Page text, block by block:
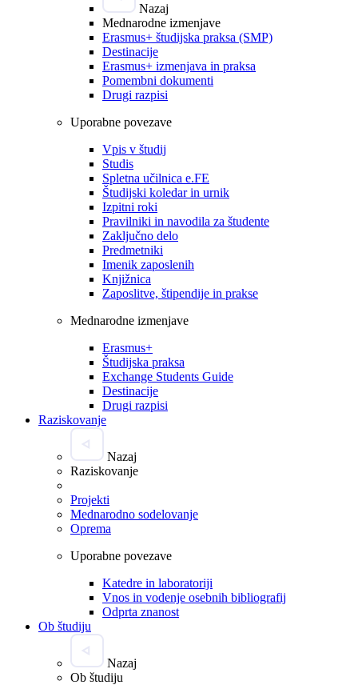
Nazaj
Mednarodne izmenjave
Erasmus+ študijska praksa (SMP)
Destinacije
Erasmus+ izmenjava in praksa
Pomembni dokumenti
Drugi razpisi
Uporabne povezave
Vpis v študij
Studis
Spletna učilnica e.FE
Študijski koledar in urnik
Izpitni roki
Pravilniki in navodila za študente
Zaključno delo
Predmetniki
Imenik zaposlenih
Knjižnica
Zaposlitve, štipendije in prakse
Mednarodne izmenjave
Erasmus+
Študijska praksa
Exchange Students Guide
Destinacije
Drugi razpisi
Raziskovanje
Nazaj
Raziskovanje
Projekti
Mednarodno sodelovanje
Oprema
Uporabne povezave
Katedre in laboratoriji
Vnos in vodenje osebnih bibliografij
Odprta znanost
Ob študiju
Nazaj
Ob študiju